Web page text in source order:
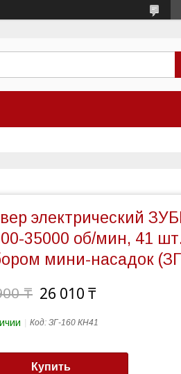
электрический
35000 об/мин, 41
мини-насадок
₸ 26 010 ₸
Код: ЗГ-160 КН41
Купить